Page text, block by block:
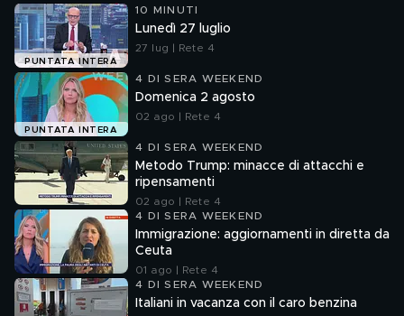
PUNTATA INTERA
10 MINUTI
Lunedì 27 luglio
27 lug | Rete 4
PUNTATA INTERA
4 DI SERA WEEKEND
Domenica 2 agosto
02 ago | Rete 4
4 DI SERA WEEKEND
Metodo Trump: minacce di attacchi e
ripensamenti
02 ago | Rete 4
4 DI SERA WEEKEND
Immigrazione: aggiornamenti in diretta da
Ceuta
01 ago | Rete 4
4 DI SERA WEEKEND
Italiani in vacanza con il caro benzina